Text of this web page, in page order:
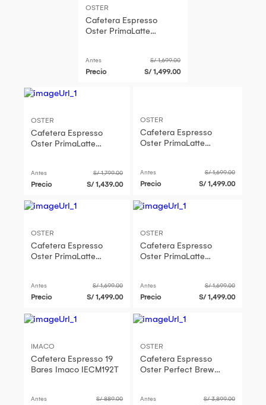
OSTER
Cafetera Espresso
Oster PrimaLatte
Antes S/ 1,699.00
Precio S/ 1,499.00
OSTER
Cafetera Espresso
Oster PrimaLatte
Antes S/ 1,799.00
Precio S/ 1,439.00
OSTER
Cafetera Espresso
Oster PrimaLatte
Antes S/ 1,699.00
Precio S/ 1,499.00
OSTER
Cafetera Espresso
Oster PrimaLatte
Antes S/ 1,699.00
Precio S/ 1,499.00
OSTER
Cafetera Espresso
Oster PrimaLatte
Antes S/ 1,699.00
Precio S/ 1,499.00
IMACO
Cafetera Espresso 19
Bares Imaco IECM192T
Antes S/ 889.00
OSTER
Cafetera Espresso
Oster Perfect Brew
Antes S/ 3,899.00